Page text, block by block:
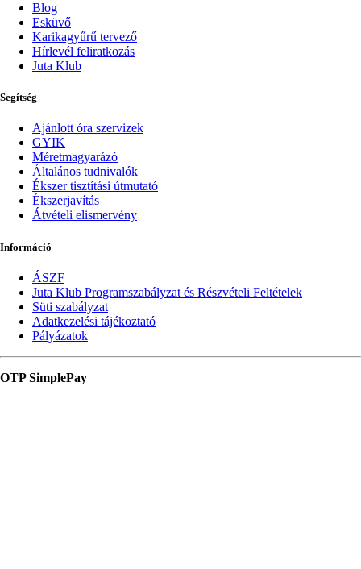
Blog
Esküvő
Karikagyűrű tervező
Hírlevél feliratkozás
Juta Klub
Segítség
Ajánlott óra szervizek
GYIK
Méretmagyarázó
Általános tudnivalók
Ékszer tisztítási útmutató
Ékszerjavítás
Átvételi elismervény
Információ
ÁSZF
Juta Klub Programszabályzat és Részvételi Feltételek
Süti szabályzat
Adatkezelési tájékoztató
Pályázatok
OTP SimplePay